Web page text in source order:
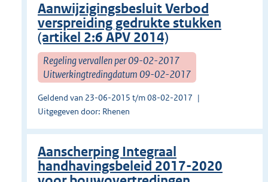
Aanwijzigingsbesluit Verbod
verspreiding gedrukte stukken
(artikel 2:6 APV 2014)
Regeling vervallen per 09-02-2017
Uitwerkingtredingdatum 09-02-2017
Geldend van 23-06-2015 t/m 08-02-2017
Uitgegeven door: Rhenen
Aanscherping Integraal
handhavingsbeleid 2017-2020